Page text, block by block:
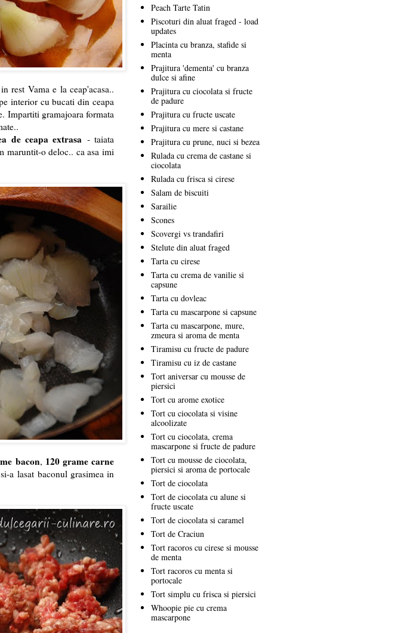
rest Vama e la ceap'acasa..
interior cu bucati din ceapa
Impartiti gramajoara formata
de ceapa extrasa - taiata
maruntit-o deloc.. ca asa imi
bacon, 120 grame carne
a lasat baconul grasimea in
Peach Tarte Tatin
Piscoturi din aluat fraged - load
updates
Placinta cu branza, stafide si
menta
Prajitura 'dementa' cu branza
dulce si afine
Prajitura cu ciocolata si fructe
de padure
Prajitura cu fructe uscate
Prajitura cu mere si castane
Prajitura cu prune, nuci si bezea
Rulada cu crema de castane si
ciocolata
Rulada cu frisca si cirese
Salam de biscuiti
Sarailie
Scones
Scovergi vs trandafiri
Stelute din aluat fraged
Tarta cu cirese
Tarta cu crema de vanilie si
capsune
Tarta cu dovleac
Tarta cu mascarpone si capsune
Tarta cu mascarpone, mure,
zmeura si aroma de menta
Tiramisu cu fructe de padure
Tiramisu cu iz de castane
Tort aniversar cu mousse de
piersici
Tort cu arome exotice
Tort cu ciocolata si visine
alcoolizate
Tort cu ciocolata, crema
mascarpone si fructe de padure
Tort cu mousse de ciocolata,
piersici si aroma de portocale
Tort de ciocolata
Tort de ciocolata cu alune si
fructe uscate
Tort de ciocolata si caramel
Tort de Craciun
Tort racoros cu cirese si mousse
de menta
Tort racoros cu menta si
portocale
Tort simplu cu frisca si piersici
Whoopie pie cu crema
mascarpone